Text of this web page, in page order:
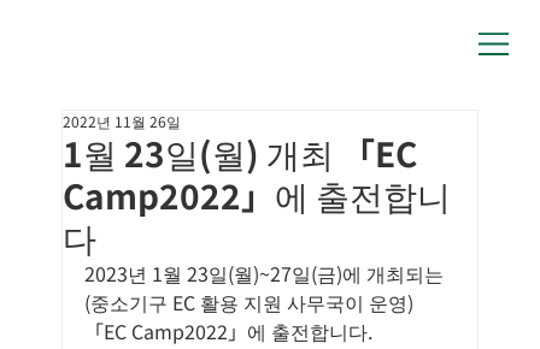
1월 23일(월) 개최 「EC
Camp2022」에 출전합니
다
2022년 11월 26일
2023년 1월 23일(월)~27일(금)에 개최되는
(중소기구 EC 활용 지원 사무국이 운영)
「EC Camp2022」에 출전합니다.